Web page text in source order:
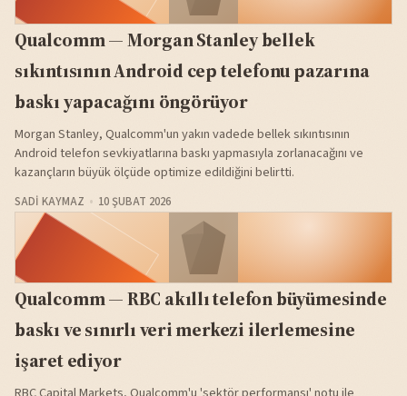
Qualcomm — Morgan Stanley bellek
sıkıntısının Android cep telefonu pazarına
baskı yapacağını öngörüyor
Morgan Stanley, Qualcomm'un yakın vadede bellek sıkıntısının
Android telefon sevkiyatlarına baskı yapmasıyla zorlanacağını ve
kazançların büyük ölçüde optimize edildiğini belirtti.
SADI KAYMAZ 10 ŞUBAT 2026
Qualcomm — RBC akıllı telefon büyümesinde
baskı ve sınırlı veri merkezi ilerlemesine
işaret ediyor